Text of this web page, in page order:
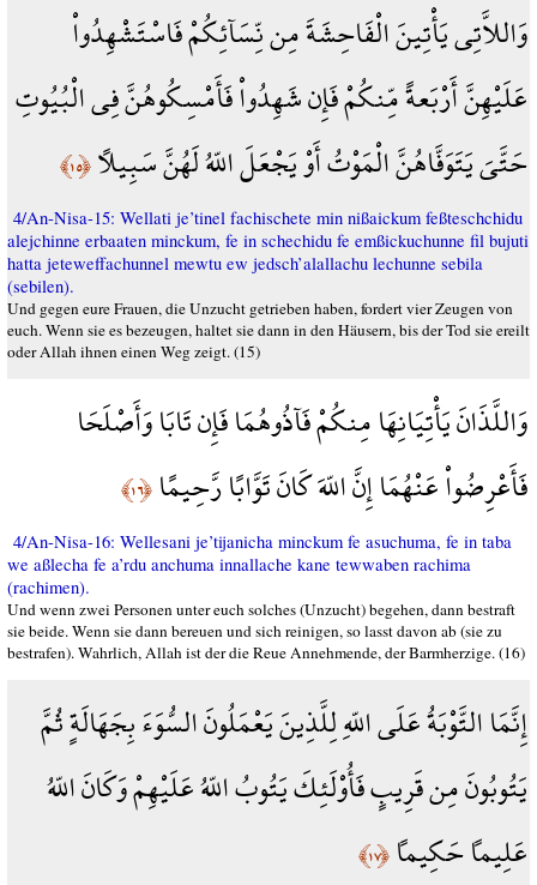
وَاللاَّتِي يَأْتِينَ الْفَاحِشَةَ مِن نِّسَآئِكُمْ فَاسْتَشْهِدُواْ
عَلَيْهِنَّ أَرْبَعةً مِّنكُمْ فَإِن شَهِدُواْ فَأَمْسِكُوهُنَّ فِي الْبُيُوتِ
حَتَّىَ يَتَوَفَّاهُنَّ الْمَوْتُ أَوْ يَجْعَلَ اللّهُ لَهُنَّ سَبِيلاً﴿١٥﴾
4/An-Nisa-15: Wellati je’tinel fachischete min nißaickum feßteschchidu
alejchinne erbaaten minckum, fe in schechidu fe emßickuchunne fil bujuti
hatta jeteweffachunnel mewtu ew jedsch’alallachu lechunne sebila
(sebilen).
Und gegen eure Frauen, die Unzucht getrieben haben, fordert vier Zeugen von
euch. Wenn sie es bezeugen, haltet sie dann in den Häusern, bis der Tod sie ereilt
oder Allah ihnen einen Weg zeigt. (15)
وَاللَّذَانَ يَأْتِيَانِهَا مِنكُمْ فَآذُوهُمَا فَإِن تَابَا وَأَصْلَحَا
فَأَعْرِضُواْ عَنْهُمَا إِنَّ اللّهَ كَانَ تَوَّابًا رَّحِيمًا﴿١٦﴾
4/An-Nisa-16: Wellesani je’tijanicha minckum fe asuchuma, fe in taba
we aßlecha fe a’rdu anchuma innallache kane tewwaben rachima
(rachimen).
Und wenn zwei Personen unter euch solches (Unzucht) begehen, dann bestraft
sie beide. Wenn sie dann bereuen und sich reinigen, so lasst davon ab (sie zu
bestrafen). Wahrlich, Allah ist der die Reue Annehmende, der Barmherzige. (16)
إِنَّمَا التَّوْبَةُ عَلَى اللّهِ لِلَّذِينَ يَعْمَلُونَ السُّوَءَ بِجَهَالَةٍ ثُمَّ
يَتُوبُونَ مِن قَرِيبٍ فَأُوْلَئِكَ يَتُوبُ اللّهُ عَلَيْهِمْ وَكَانَ اللّهُ
عَلِيماً حَكِيماً﴿١٧﴾